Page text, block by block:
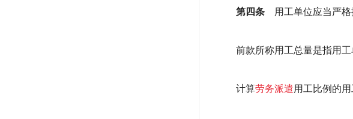
第四条 用工单位应当严格
前款所称用工总量是指用
计算劳务派遣用工比例的